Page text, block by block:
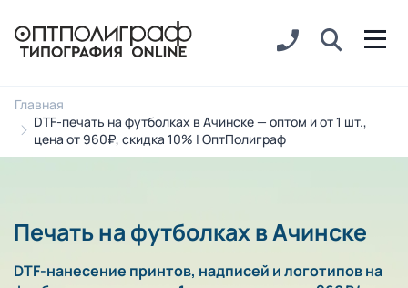
Главная
DTF-печать на футболках в Ачинске — оптом и от 1 шт.,
цена от 960₽, скидка 10% | ОптПолиграф
Печать на футболках в Ачинске
DTF-нанесение принтов, надписей и логотипов на